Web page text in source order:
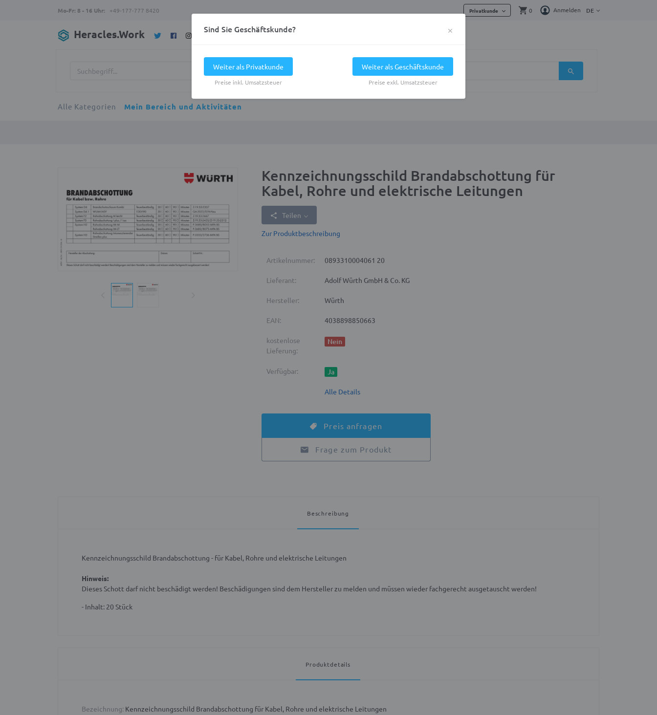
Mo-Fr: 8 - 16 Uhr: +49-177-777 8420 Privatkunde 0 Anmelden DE
Heracles.Work
Alle Kategorien Mein Bereich und Aktivitäten
Kennzeichnungsschild Brandabschottung für
Kabel, Rohre und elektrische Leitungen
Teilen
Zur Produktbeschreibung
Artikelnummer: 0893310004061 20
Lieferant: Adolf Würth GmbH & Co. KG
Hersteller: Würth
EAN: 4038898850663
kostenlose
Lieferung:
Nein
Verfügbar: Ja
Alle Details
Preis anfragen
Frage zum Produkt
Beschreibung
Kennzeichnungsschild Brandabschottung - für Kabel, Rohre und elektrische Leitungen
Hinweis:
Dieses Schott darf nicht beschädigt werden! Beschädigungen sind dem Hersteller zu melden und müssen wieder fachgerecht ausgetauscht werden!
- Inhalt: 20 Stück
Produktdetails
Bezeichnung: Kennzeichnungsschild Brandabschottung für Kabel, Rohre und elektrische Leitungen
Sind Sie Geschäftskunde? ×
Weiter als Privatkunde
Preise inkl. Umsatzsteuer
Weiter als Geschäftskunde
Preise exkl. Umsatzsteuer